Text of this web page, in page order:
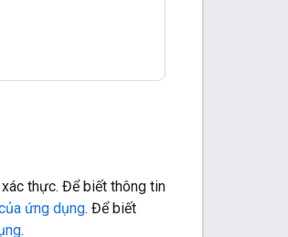
thực. Để biết thông tin
ứng dụng. Để biết
.